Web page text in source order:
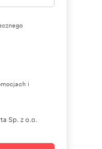
i
Sp. z o.o.